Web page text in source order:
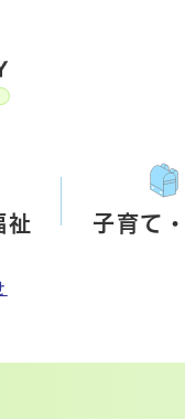
祉 子育て